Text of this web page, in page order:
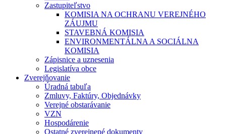
Zastupiteľstvo
KOMISIA NA OCHRANU VEREJNÉHO
ZÁUJMU
STAVEBNÁ KOMISIA
ENVIRONMENTÁLNA A SOCIÁLNA
KOMISIA
Zápisnice a uznesenia
Legislatíva obce
Zverejňovanie
Úradná tabuľa
Zmluvy, Faktúry, Objednávky
Verejné obstarávanie
VZN
Hospodárenie
Ostatné zverejnené dokumenty